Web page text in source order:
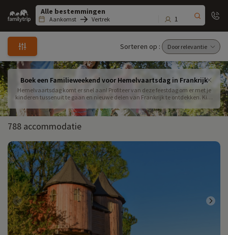
Family
trip
Aankomst Vertrek 1
Sorteren op :
Boek een Familieweekend voor Hemelvaartsdag in Frankrijk
Hemelvaartsdag komt er snel aan! Profiteer van deze feestdag om er met je
kinderen tussenuit te gaan en nieuwe delen van Frankrijk te ontdekken. Kies
Hotels, residences, dorpen, kastelen, appartementen... Profiteer van een
gezinsvakantie voor pure ontspanning! Er is een ruime keuze aan
accommodaties om uit te kiezen, dus boek nu uw vakantie-ideeën. Onze
788 accommodatie